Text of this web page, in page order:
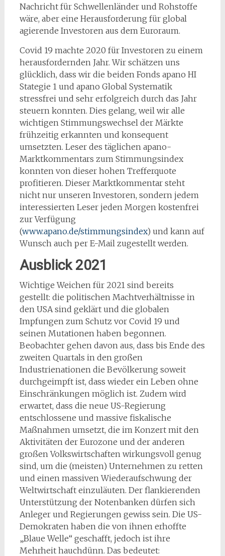
Nachricht für Schwellenländer und Rohstoffe
wäre, aber eine Herausforderung für global
agierende Investoren aus dem Euroraum.
Covid 19 machte 2020 für Investoren zu einem
herausfordernden Jahr. Wir schätzen uns
glücklich, dass wir die beiden Fonds apano HI
Stategie 1 und apano Global Systematik
stressfrei und sehr erfolgreich durch das Jahr
steuern konnten. Dies gelang, weil wir alle
wichtigen Stimmungswechsel der Märkte
frühzeitig erkannten und konsequent
umsetzten. Leser des täglichen apano-
Marktkommentars zum Stimmungsindex
konnten von dieser hohen Trefferquote
profitieren. Dieser Marktkommentar steht
nicht nur unseren Investoren, sondern jedem
interessierten Leser jeden Morgen kostenfrei
zur Verfügung
(www.apano.de/stimmungsindex) und kann auf
Wunsch auch per E-Mail zugestellt werden.
Ausblick 2021
Wichtige Weichen für 2021 sind bereits
gestellt: die politischen Machtverhältnisse in
den USA sind geklärt und die globalen
Impfungen zum Schutz vor Covid 19 und
seinen Mutationen haben begonnen.
Beobachter gehen davon aus, dass bis Ende des
zweiten Quartals in den großen
Industrienationen die Bevölkerung soweit
durchgeimpft ist, dass wieder ein Leben ohne
Einschränkungen möglich ist. Zudem wird
erwartet, dass die neue US-Regierung
entschlossene und massive fiskalische
Maßnahmen umsetzt, die im Konzert mit den
Aktivitäten der Eurozone und der anderen
großen Volkswirtschaften wirkungsvoll genug
sind, um die (meisten) Unternehmen zu retten
und einen massiven Wiederaufschwung der
Weltwirtschaft einzuläuten. Der flankierenden
Unterstützung der Notenbanken dürfen sich
Anleger und Regierungen gewiss sein. Die US-
Demokraten haben die von ihnen erhoffte
„Blaue Welle“ geschafft, jedoch ist ihre
Mehrheit hauchdünn. Das bedeutet: